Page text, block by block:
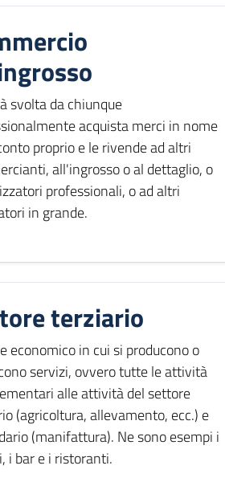
svolta da chiunque
acquista merci in nome
proprio e le rivende ad altri
all'ingrosso o al dettaglio, o
professionali, o ad altri
in grande.
terziario
economico in cui si producono o
servizi, ovvero tutte le attività
alle attività del settore
(agricoltura, allevamento, ecc.) e
(manifattura). Ne sono esempi i
i bar e i ristoranti.